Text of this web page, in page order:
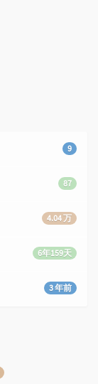
9
87
4.04 万
6年159天
3 年前